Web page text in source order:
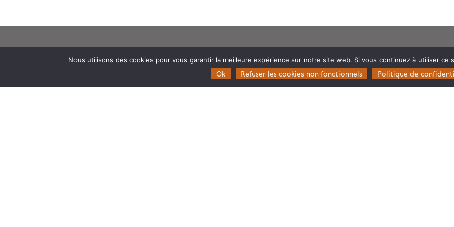
Partenaires
Domaines d’expertise
CES Imagerie & Radiométrie
Restez en contact
Poser une question à Theia
S’inscrire aux newsletters THEIA
Nous utilisons des cookies pour vous garantir la meilleure expérience sur notre site web. Si vous continuez à utiliser
Ok Refuser les cookies non fonctionnels Politique de